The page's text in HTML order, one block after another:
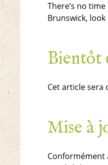
There’s no
Brunswick,
Bientôt
Cet article sera
Mise à
Conformément